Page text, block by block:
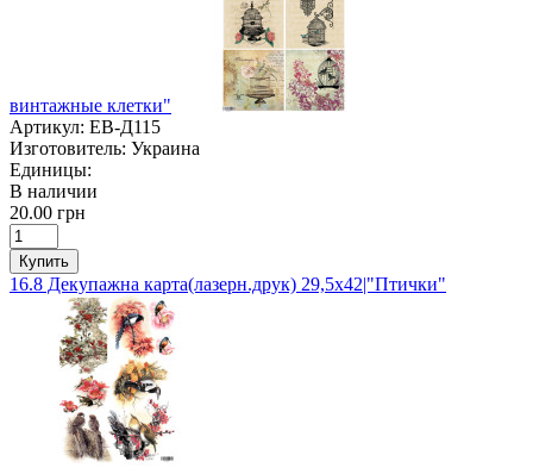
винтажные клетки"
Артикул: ЕВ-Д115
Изготовитель: Украина
Единицы:
В наличии
20.00 грн
Купить
16.8 Декупажна карта(лазерн.друк) 29,5х42|"Птички"